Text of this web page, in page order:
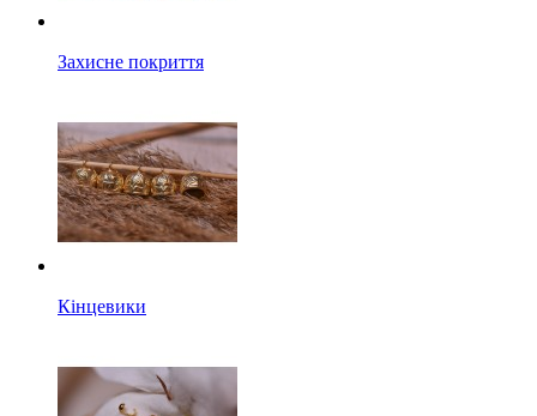
Захисне покриття
Кінцевики